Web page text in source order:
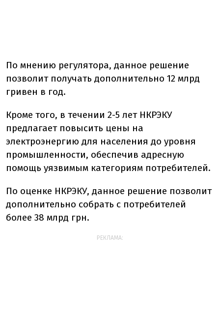
По мнению регулятора, данное решение
позволит получать дополнительно 12 млрд
гривен в год.
Кроме того, в течении 2-5 лет НКРЭКУ
предлагает повысить цены на
электроэнергию для населения до уровня
промышленности, обеспечив адресную
помощь уязвимым категориям потребителей.
По оценке НКРЭКУ, данное решение позволит
дополнительно собрать с потребителей
более 38 млрд грн.
РЕКЛАМА: